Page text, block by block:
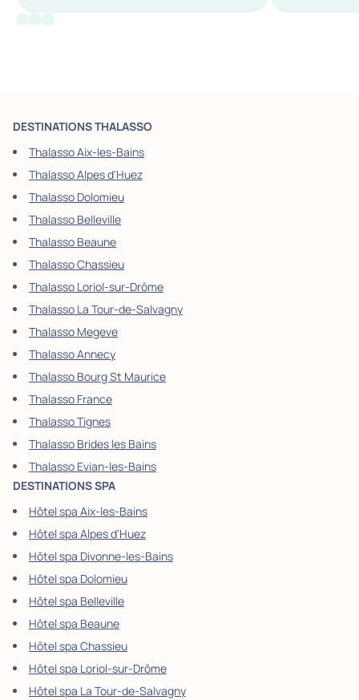
DESTINATIONS THALASSO
Thalasso Aix-les-Bains
Thalasso Alpes d'Huez
Thalasso Dolomieu
Thalasso Belleville
Thalasso Beaune
Thalasso Chassieu
Thalasso Loriol-sur-Drôme
Thalasso La Tour-de-Salvagny
Thalasso Megeve
Thalasso Annecy
Thalasso Bourg St Maurice
Thalasso France
Thalasso Tignes
Thalasso Brides les Bains
Thalasso Evian-les-Bains
DESTINATIONS SPA
Hôtel spa Aix-les-Bains
Hôtel spa Alpes d'Huez
Hôtel spa Divonne-les-Bains
Hôtel spa Dolomieu
Hôtel spa Belleville
Hôtel spa Beaune
Hôtel spa Chassieu
Hôtel spa Loriol-sur-Drôme
Hôtel spa La Tour-de-Salvagny